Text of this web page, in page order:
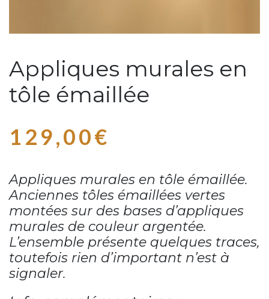
Appliques murales en
tôle émaillée
129,00€
Appliques murales en tôle émaillée.
Anciennes tôles émaillées vertes
montées sur des bases d’appliques
murales de couleur argentée.
L’ensemble présente quelques traces,
toutefois rien d’important n’est à
signaler.